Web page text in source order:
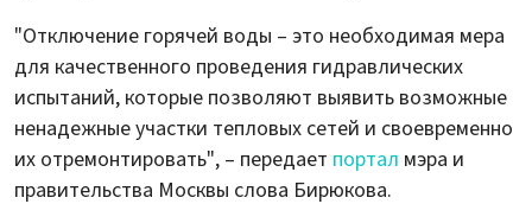
"Отключение горячей воды – это необходимая мера
для качественного проведения гидравлических
испытаний, которые позволяют выявить возможные
ненадежные участки тепловых сетей и своевременно
их отремонтировать", – передает портал мэра и
правительства Москвы слова Бирюкова.